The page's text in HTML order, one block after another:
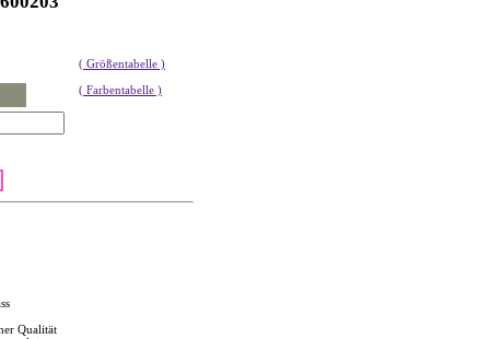
( Größentabelle )
( Farbentabelle )
Qualität